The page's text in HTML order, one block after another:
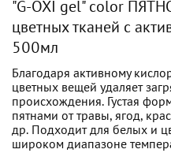
"G-OXI gel" color
цветных тканей с
500мл
Благодаря активному
цветных вещей удаляет
происхождения. Густая
пятнами от травы, ягод,
др. Подходит для белых и
широком диапазоне